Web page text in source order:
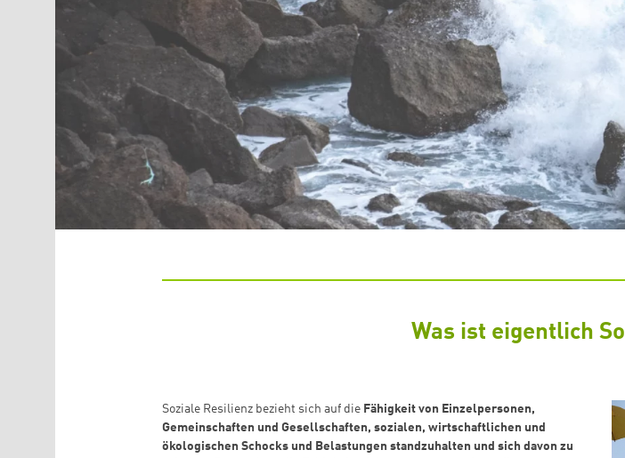
Was ist eigentlich
Soziale Resilienz bezieht sich auf die Fähigkeit von Einzelpersonen,
Gemeinschaften und Gesellschaften, sozialen, wirtschaftlichen und
ökologischen Schocks und Belastungen standzuhalten und sich davon zu